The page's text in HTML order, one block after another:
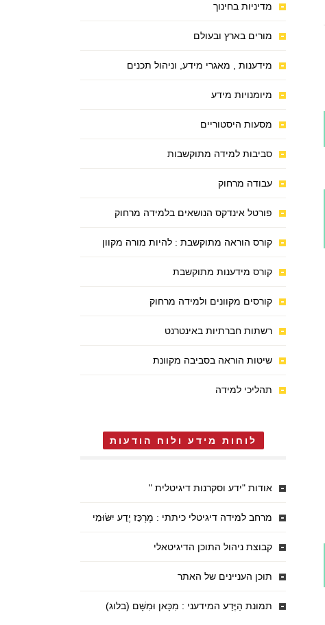
מדיניות בחינוך
מורים בארץ ובעולם
מידענות , מאגרי מידע, וניהול תכנים
מיומנויות מידע
מסעות היסטוריים
סביבות למידה מתוקשבות
עבודה מרחוק
פורטל אינדקס הנושאים בלמידה מרחוק
קורס הוראה מתוקשבת : להיות מורה מקוון
קורס מידענות מתוקשבת
קורסים מקוונים ולמידה מרחוק
רשתות חברתיות באינטרנט
שיטות הוראה בסביבה מקוונת
תהליכי למידה
לוחות מידע ולוח הודעות
אודות "ידע וסקרנות דיגיטלית "
מרחב למידה דיגיטלי כיתתי : מֶרְכַּז יֶדַע יִשּׂוּמִי
קבוצת ניהול התוכן הדיגיטאלי
תוכן העניינים של האתר
תמונת הַיֶּדַע המידעני : מִכָּאן וּמִשָּׁם (בלוג)